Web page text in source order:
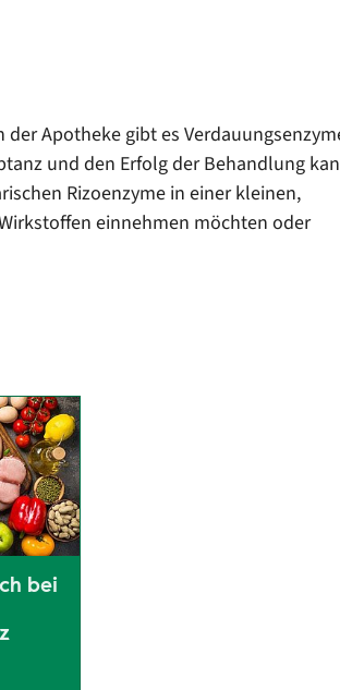
Apotheke gibt es
und den Erfolg der Behandlung
Rizoenzyme in einer kleinen,
einnehmen möchten oder
Einfluss einer Enzymersatz- und
bei